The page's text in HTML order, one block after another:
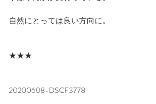
自然にとっては良い方向に。
★★★
20200608-DSCF3778